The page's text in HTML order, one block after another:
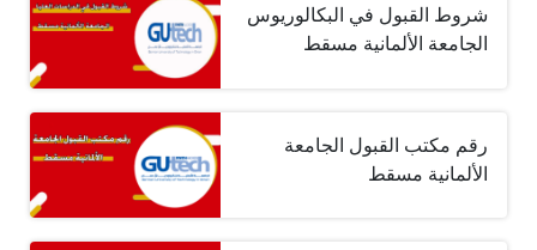
شروط القبول في البكالوريوس
الجامعة الألمانية مسقط
رقم مكتب القبول الجامعة
الألمانية مسقط